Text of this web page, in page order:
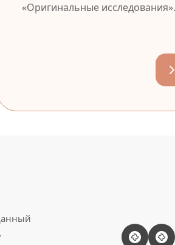
«Оригинальные исследования».